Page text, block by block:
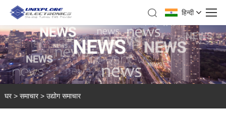
हिन्दी
घर > समाचार> उद्योग समाचार